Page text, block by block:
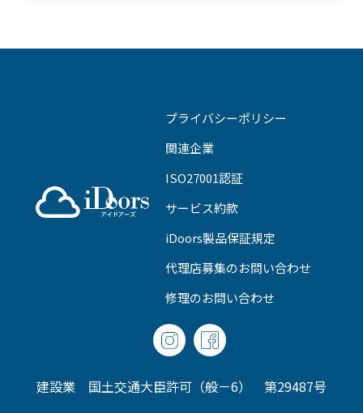
プライバシーポリシー
関連企業
ISO27001認証
サービス約款
iDoors製品保証規定
代理店募集のお問い合わせ
修理のお問い合わせ
建設業 国土交通大臣許可（般－6） 第29487号